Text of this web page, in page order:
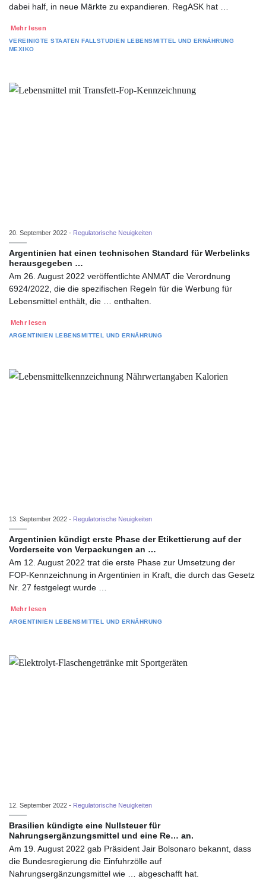
dabei half, in neue Märkte zu expandieren. RegASK hat …
Mehr lesen
VEREINIGTE STAATEN FALLSTUDIEN LEBENSMITTEL UND ERNÄHRUNG
MEXIKO
20. September 2022 - Regulatorische Neuigkeiten
Argentinien hat einen technischen Standard für Werbelinks
herausgegeben …
Am 26. August 2022 veröffentlichte ANMAT die Verordnung
6924/2022, die die spezifischen Regeln für die Werbung für
Lebensmittel enthält, die … enthalten.
Mehr lesen
ARGENTINIEN LEBENSMITTEL UND ERNÄHRUNG
13. September 2022 - Regulatorische Neuigkeiten
Argentinien kündigt erste Phase der Etikettierung auf der
Vorderseite von Verpackungen an …
Am 12. August 2022 trat die erste Phase zur Umsetzung der
FOP-Kennzeichnung in Argentinien in Kraft, die durch das Gesetz
Nr. 27 festgelegt wurde …
Mehr lesen
ARGENTINIEN LEBENSMITTEL UND ERNÄHRUNG
12. September 2022 - Regulatorische Neuigkeiten
Brasilien kündigte eine Nullsteuer für
Nahrungsergänzungsmittel und eine Re… an.
Am 19. August 2022 gab Präsident Jair Bolsonaro bekannt, dass
die Bundesregierung die Einfuhrzölle auf
Nahrungsergänzungsmittel wie … abgeschafft hat.